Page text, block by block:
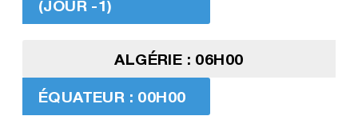
(JOUR -1)
ALGÉRIE : 06H00
ÉQUATEUR : 00H00